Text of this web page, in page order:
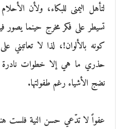
لتأهل اليمنى للبكاء، ولأن
تسيطر على فكر مخرج حينما يصور
كونه بالألوان!، لذا لا تعاتبني
حذري ما هي إلا خطوات نادرة
نضج الأشياء رغم طفولتها.
عفواً لا تدّعي حسن النية فلست